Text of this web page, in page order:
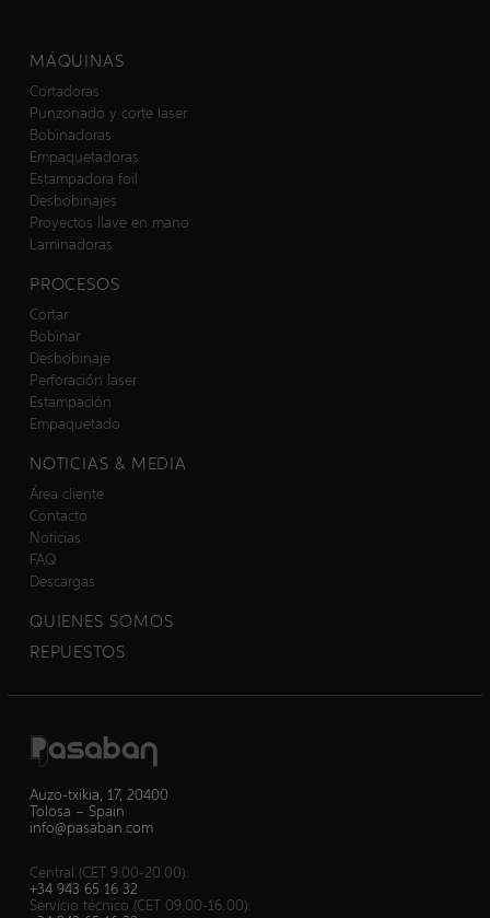
MÁQUINAS
Cortadoras
Punzonado y corte laser
Bobinadoras
Empaquetadoras
Estampadora foil
Desbobinajes
Proyectos llave en mano
Laminadoras
PROCESOS
Cortar
Bobinar
Desbobinaje
Perforación laser
Estampación
Empaquetado
NOTICIAS & MEDIA
Área cliente
Contacto
Noticias
FAQ
Descargas
QUIENES SOMOS
REPUESTOS
Auzo-txikia, 17, 20400
Tolosa – Spain
info@pasaban.com
Central (CET 9.00-20.00):
+34 943 65 16 32
Servicio técnico (CET 09.00-16.00):